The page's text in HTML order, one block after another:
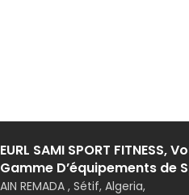
EURL SAMI SPORT
Gamme D’équipements de
AIN REMADA , Sétif, Algeria,